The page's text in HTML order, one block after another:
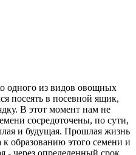
одного из видов овощных
посеять в посевной ящик,
В этот момент нам не
сосредоточены, по сути,
и будущая. Прошлая жизнь
образованию этого семени и